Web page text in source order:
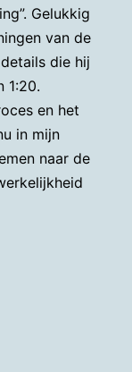
Gelukkig
van de
die hij
1:20.
en het
in mijn
naar de